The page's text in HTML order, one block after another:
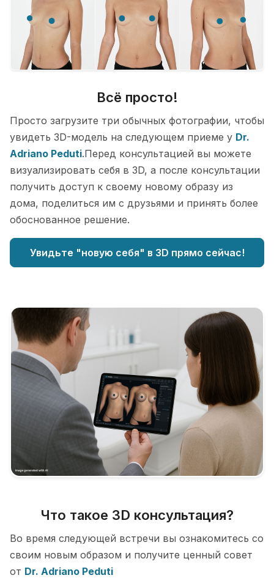
Всё просто!
Просто загрузите три обычных фотографии, чтобы
увидеть 3D-модель на следующем приеме у Dr.
Adriano Peduti.Перед консультацией вы можете
визуализировать себя в 3D, а после консультации
получить доступ к своему новому образу из
дома, поделиться им с друзьями и принять более
обоснованное решение.
Увидьте "новую себя" в 3D прямо сейчас!
Что такое 3D консультация?
Во время следующей встречи вы ознакомитесь со
своим новым образом и получите ценный совет
от Dr. Adriano Peduti